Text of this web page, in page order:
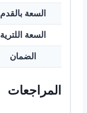
السعة بالقدم
السعة اللترية
الضمان
المراجعات